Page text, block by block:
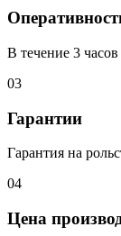
В течение 3
03
Гарантии
Гарантия на
04
Цена